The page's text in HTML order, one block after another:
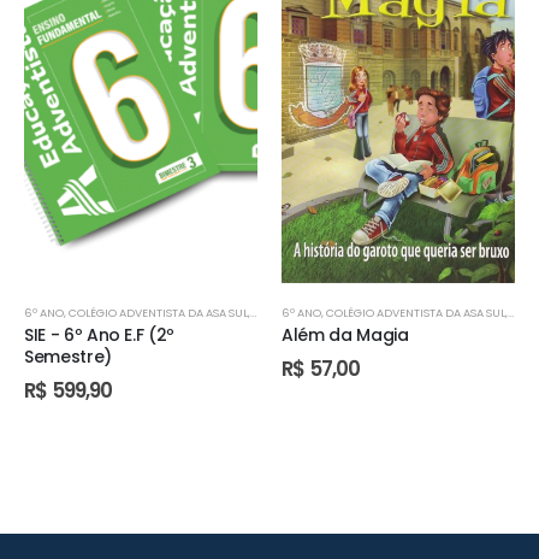
6º ANO,COLÉGIO ADVENTISTA DA ASA SUL,COLÉGIO ADVENTISTA DE ÁGUAS CLARAS,COLÉGIO
SIE - 6º Ano E.F (2º
Semestre)
R$ 599,90
6º ANO,COLÉGIO ADVENTISTA DA ASA SUL,
Além da Magia
R$ 57,00